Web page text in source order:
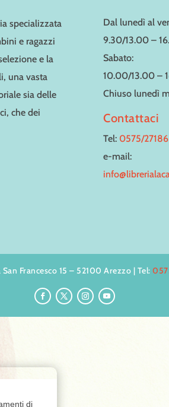
specializzata
e ragazzi
e la
una vasta
sia delle
che dei
Dal lunedì al
9.30/13.00 –
Sabato:
10.00/13.00 –
Chiuso lunedì
Contattaci
Tel: 0575/27186
e-mail:
San Francesco 15 – 52100 Arezzo | Tel:
di